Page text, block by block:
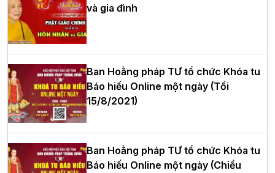
Hòa thượng Thích Quảng Tùng tái đắc
cử Trưởng BTS GHPGVN thành phố Hải
Phòng nhiệm kỳ 2026 – 2031
Thượng tọa Thích Tâm Chính được suy
cử tân Trưởng ban Trị sự GHPGVN tỉnh
và gia đình
Ban Hoằng pháp TƯ tổ chức Khóa tu
Báo hiếu Online một ngày (Tối
15/8/2021)
Ban Hoằng pháp TƯ tổ chức Khóa tu
Báo hiếu Online một ngày (Chiều